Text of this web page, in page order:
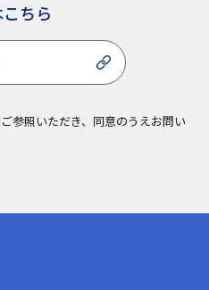
ちら
参照いただき、同意のうえお問い